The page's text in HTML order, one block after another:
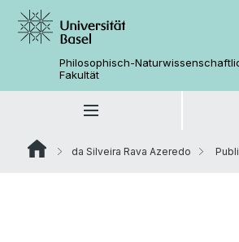
Philosophisch-
Fakultät
da Silveira Rava Azeredo